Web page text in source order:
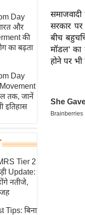
Day
और
की
का बढ़ता
Day
तक, जानें
इतिहास
Tier 2
Update:
नतीजे,
Tips: बिना
सरकार
बीच
मॉडल' का
होने पर